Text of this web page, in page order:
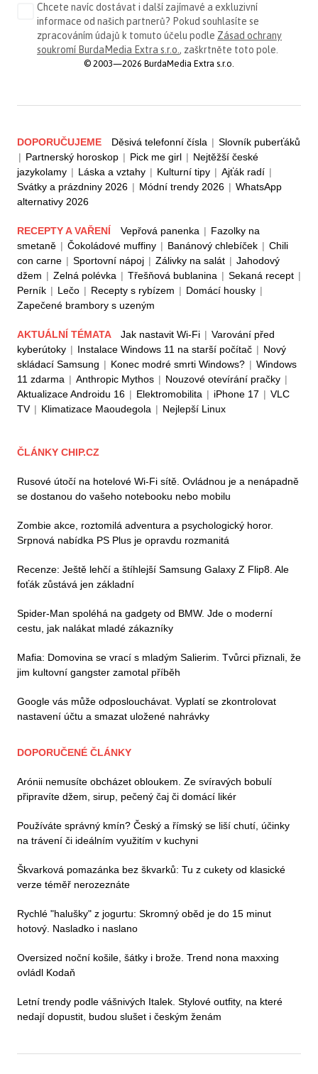
Chcete navíc dostávat i další zajímavé a exkluzivní
informace od našich partnerů? Pokud souhlasíte se
zpracováním údajů k tomuto účelu podle Zásad ochrany
soukromí BurdaMedia Extra s.r.o. , zaškrtněte toto pole.
© 2003—2026 BurdaMedia Extra s.r.o.
DOPORUČUJEME Děsivá telefonní čísla | Slovník puberťáků
| Partnerský horoskop | Pick me girl | Nejtěžší české
jazykolamy | Láska a vztahy | Kulturní tipy | Ajťák radí |
Svátky a prázdniny 2026 | Módní trendy 2026 | WhatsApp
alternativy 2026
RECEPTY A VAŘENÍ Vepřová panenka | Fazolky na
smetaně | Čokoládové muffiny | Banánový chlebíček | Chili
con carne | Sportovní nápoj | Zálivky na salát | Jahodový
džem | Zelná polévka | Třešňová bublanina | Sekaná recept |
Perník | Lečo | Recepty s rybízem | Domácí housky |
Zapečené brambory s uzeným
AKTUÁLNÍ TÉMATA Jak nastavit Wi-Fi | Varování před
kyberútoky | Instalace Windows 11 na starší počítač | Nový
skládací Samsung | Konec modré smrti Windows? | Windows
11 zdarma | Anthropic Mythos | Nouzové otevírání pračky |
Aktualizace Androidu 16 | Elektromobilita | iPhone 17 | VLC
TV | Klimatizace Maoudegola | Nejlepší Linux
ČLÁNKY CHIP.CZ
Rusové útočí na hotelové Wi-Fi sítě. Ovládnou je a nenápadně
se dostanou do vašeho notebooku nebo mobilu
Zombie akce, roztomilá adventura a psychologický horor.
Srpnová nabídka PS Plus je opravdu rozmanitá
Recenze: Ještě lehčí a štíhlejší Samsung Galaxy Z Flip8. Ale
foťák zůstává jen základní
Spider-Man spoléhá na gadgety od BMW. Jde o moderní
cestu, jak nalákat mladé zákazníky
Mafia: Domovina se vrací s mladým Salierim. Tvůrci přiznali, že
jim kultovní gangster zamotal příběh
Google vás může odposlouchávat. Vyplatí se zkontrolovat
nastavení účtu a smazat uložené nahrávky
DOPORUČENÉ ČLÁNKY
Arónii nemusíte obcházet obloukem. Ze svíravých bobulí
připravíte džem, sirup, pečený čaj či domácí likér
Používáte správný kmín? Český a římský se liší chutí, účinky
na trávení či ideálním využitím v kuchyni
Škvarková pomazánka bez škvarků: Tu z cukety od klasické
verze téměř nerozeznáte
Rychlé "halušky" z jogurtu: Skromný oběd je do 15 minut
hotový. Nasladko i naslano
Oversized noční košile, šátky i brože. Trend nona maxxing
ovládl Kodaň
Letní trendy podle vášnivých Italek. Stylové outfity, na které
nedají dopustit, budou slušet i českým ženám